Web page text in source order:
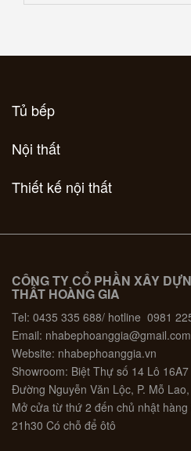
Tủ bếp
Nội thất
Thiết kế nội thất
CÔNG TY CỔ PHẦN XÂY
THẤT HOÀNG GIA
Tel: 0435 335 688/ hotline 0981
Email: nhabephoanggia@gmail.com
Website: nhabephoanggia.vn
Showroom: Biệt Thự số 14 Lô
Đường Nguyễn Văn Lộc, P. Mỗ
Mở cửa từ thứ 2 đến chủ nhật
21h30 Có chỗ để ôtô